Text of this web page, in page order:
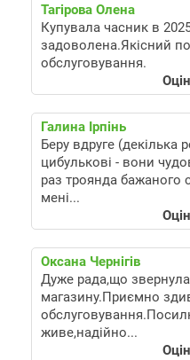
Тагірова Олена
Купувала часник в
задоволена.Якісний
обслуговування.
Галина Ірпінь
Беру вдруге (декілька
цибулькові - вони
раз троянда бажаного
мені...
Оксана Чернігів
Дуже рада,що
магазину.Приємно
живе,надійно...